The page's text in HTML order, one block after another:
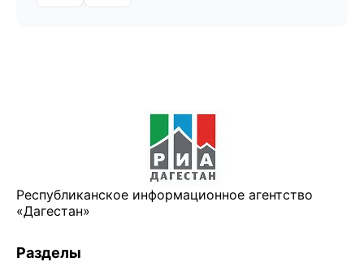
Республиканское информационное агентство
«Дагестан»
Разделы